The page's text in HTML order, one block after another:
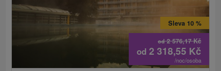
od2 576,17Kč
Sleva 10 %
od 2 318,55 Kč
/noc/osoba